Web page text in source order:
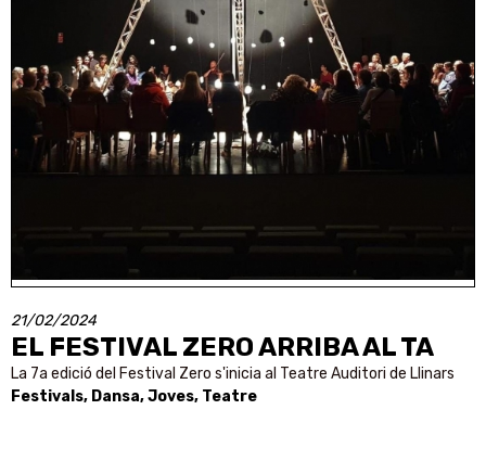
21/02/2024
EL FESTIVAL ZERO ARRIBA AL TA
La 7a edició del Festival Zero s'inicia al Teatre Auditori de Llinars
Festivals, Dansa, Joves, Teatre